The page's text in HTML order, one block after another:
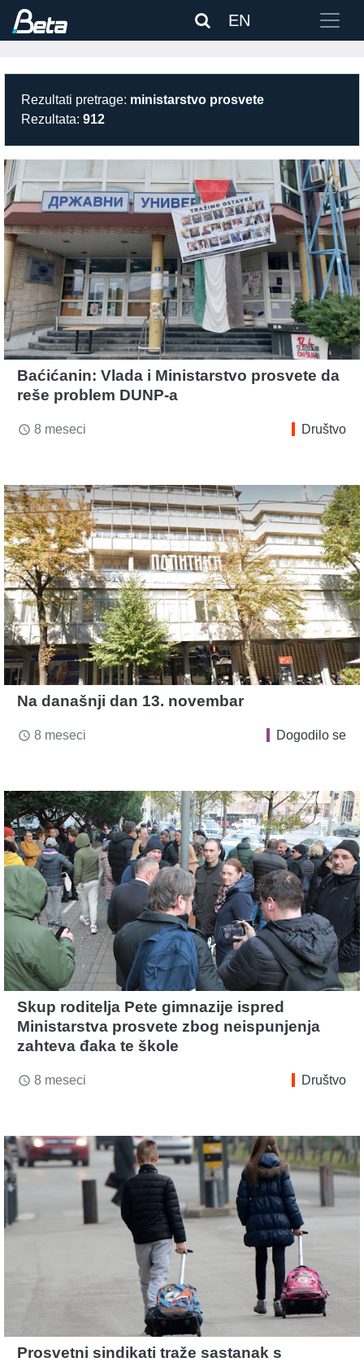
EN
Rezultati pretrage: ministarstvo prosvete
Rezultata: 912
Baćićanin: Vlada i Ministarstvo prosvete da
reše problem DUNP-a
access_time 8 meseci Društvo
Na današnji dan 13. novembar
access_time 8 meseci Dogodilo se
Skup roditelja Pete gimnazije ispred
Ministarstva prosvete zbog neispunjenja
zahteva đaka te škole
access_time 8 meseci Društvo
Prosvetni sindikati traže sastanak s